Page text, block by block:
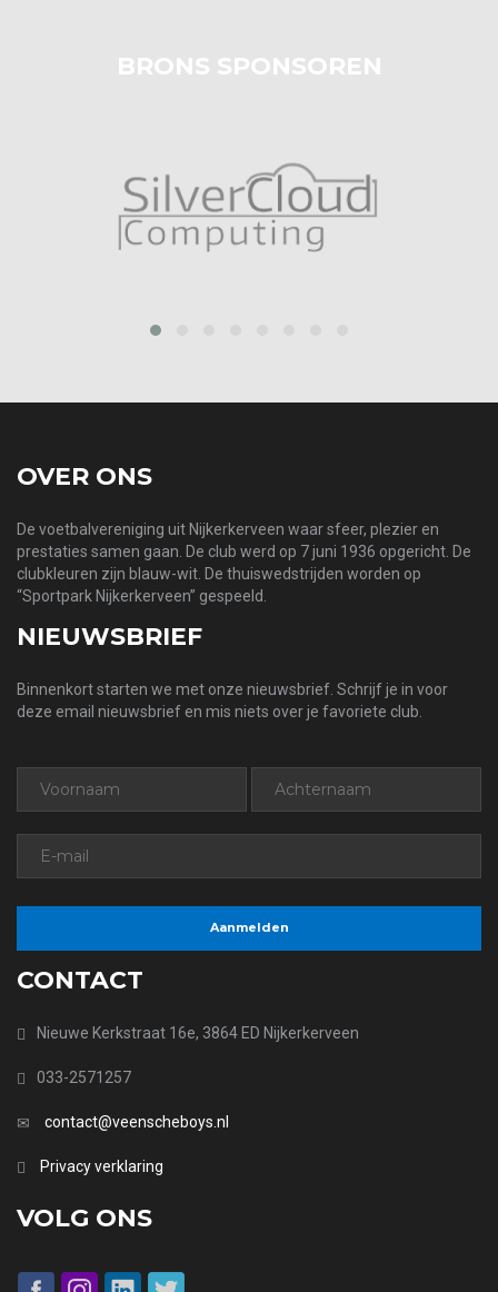
BRONS SPONSOREN
OVER ONS
De voetbalvereniging uit Nijkerkerveen waar sfeer, plezier en
prestaties samen gaan. De club werd op 7 juni 1936 opgericht. De
clubkleuren zijn blauw-wit. De thuiswedstrijden worden op
“Sportpark Nijkerkerveen” gespeeld.
NIEUWSBRIEF
Binnenkort starten we met onze nieuwsbrief. Schrijf je in voor
deze email nieuwsbrief en mis niets over je favoriete club.
CONTACT
Nieuwe Kerkstraat 16e, 3864 ED Nijkerkerveen
033-2571257
contact@veenscheboys.nl
Privacy verklaring
VOLG ONS